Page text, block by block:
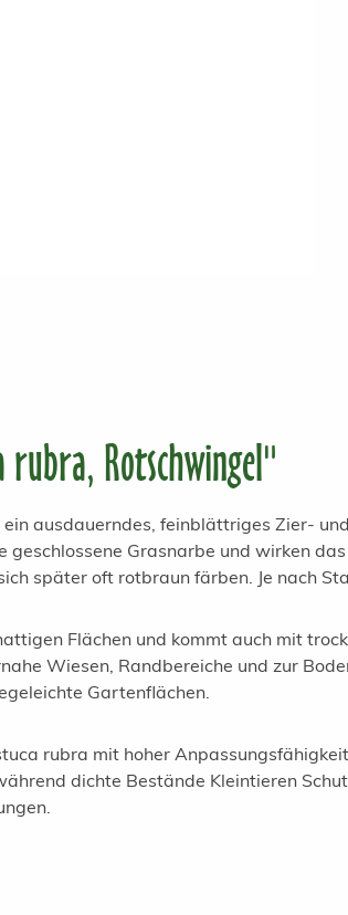
Rotschwingel"
ausdauerndes, feinblättriges Zier-
Grasnarbe und wirken
später oft rotbraun färben. Je nach
Flächen und kommt auch mit
Wiesen, Randbereiche und zur
Gartenflächen.
rubra mit hoher
dichte Bestände Kleintieren